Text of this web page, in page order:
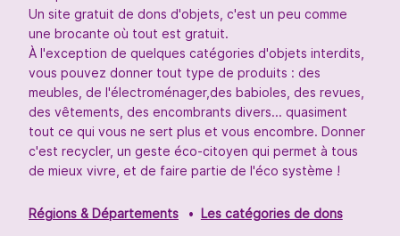
Un site gratuit de dons d'objets, c'est un peu comme
une brocante où tout est gratuit.
À l'exception de quelques catégories d'objets interdits,
vous pouvez donner tout type de produits : des
meubles, de l'électroménager,des babioles, des revues,
des vêtements, des encombrants divers... quasiment
tout ce qui vous ne sert plus et vous encombre. Donner
c'est recycler, un geste éco-citoyen qui permet à tous
de mieux vivre, et de faire partie de l'éco système !
Régions & Départements Les catégories de dons